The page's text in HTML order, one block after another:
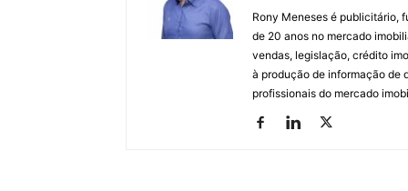
Rony Meneses é publicitário,
de 20 anos no mercado
vendas, legislação, crédito
à produção de informação de
profissionais do mercado